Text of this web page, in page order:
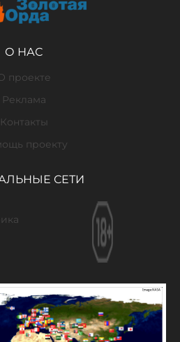
О НАС
проекте
Реклама
Контакты
проекту
СЕТИ